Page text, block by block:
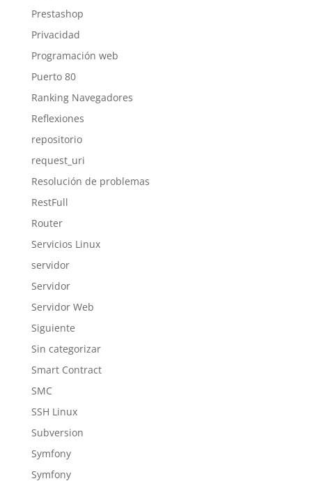
Prestashop
Privacidad
Programación web
Puerto 80
Ranking Navegadores
Reflexiones
repositorio
request_uri
Resolución de problemas
RestFull
Router
Servicios Linux
servidor
Servidor
Servidor Web
Siguiente
Sin categorizar
Smart Contract
SMC
SSH Linux
Subversion
Symfony
Symfony